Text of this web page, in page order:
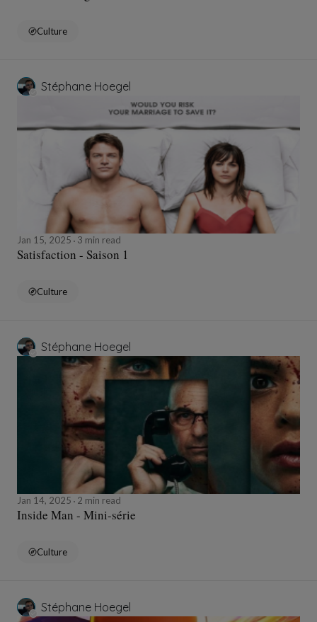
Culture
Stéphane Hoegel
Jan 15, 2025 3 min read
Satisfaction - Saison 1
Culture
Stéphane Hoegel
Jan 14, 2025 2 min read
Inside Man - Mini-série
Culture
Stéphane Hoegel